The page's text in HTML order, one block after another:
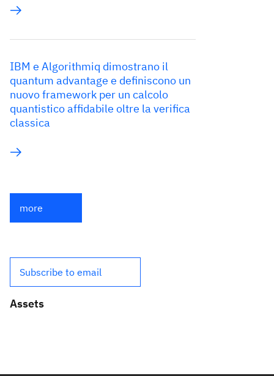
IBM e Algorithmiq dimostrano il
quantum advantage e definiscono un
nuovo framework per un calcolo
quantistico affidabile oltre la verifica
classica
more
Subscribe to email
Assets